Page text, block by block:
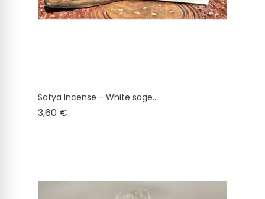
Satya Incense - White sage...
3,60 €